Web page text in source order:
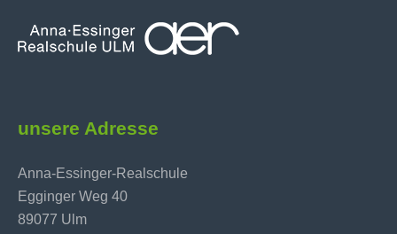
unsere Adresse
Anna-Essinger-Realschule
Egginger Weg 40
89077 Ulm